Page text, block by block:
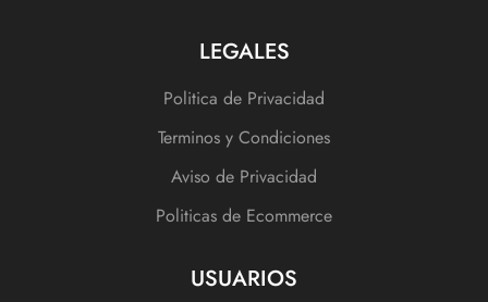
LEGALES
Politica de Privacidad
Terminos y Condiciones
Aviso de Privacidad
Politicas de Ecommerce
USUARIOS